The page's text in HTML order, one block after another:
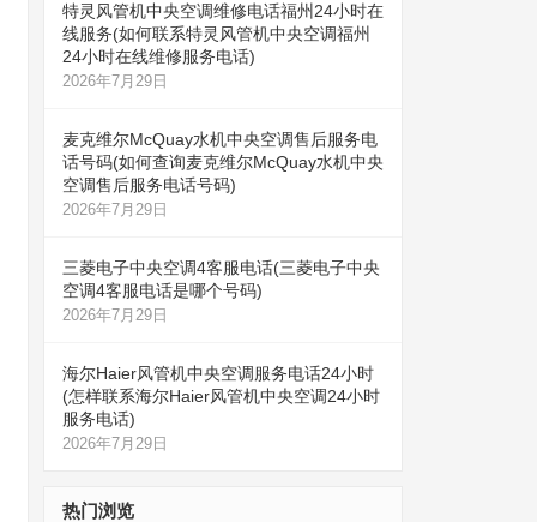
特灵风管机中央空调维修电话福州24小时在
线服务(如何联系特灵风管机中央空调福州
24小时在线维修服务电话)
2026年7月29日
麦克维尔McQuay水机中央空调售后服务电
话号码(如何查询麦克维尔McQuay水机中央
空调售后服务电话号码)
2026年7月29日
三菱电子中央空调4客服电话(三菱电子中央
空调4客服电话是哪个号码)
2026年7月29日
海尔Haier风管机中央空调服务电话24小时
(怎样联系海尔Haier风管机中央空调24小时
服务电话)
2026年7月29日
热门浏览